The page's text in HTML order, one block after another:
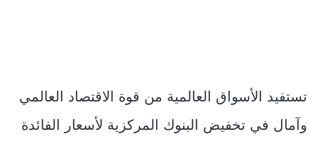
تستفيد الأسواق العالمية من قوة الاقتصاد العالمي
وآمال في تخفيض البنوك المركزية لأسعار الفائدة